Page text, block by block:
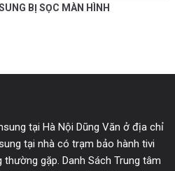
BỊ SỌC MÀN HÌNH
tại Hà Nội Dũng Văn ở địa chỉ
tại nhà có trạm bảo hành tivi
gặp. Danh Sách Trung tâm